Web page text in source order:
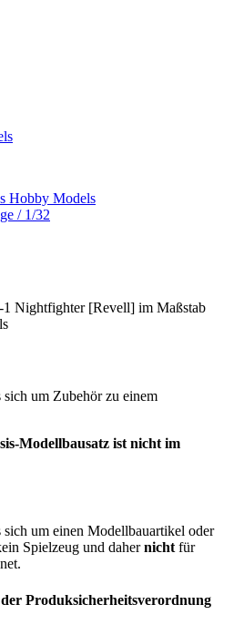
Hobby Models
/ 1/32
Nightfighter [Revell] im Maßstab
um Zubehör zu einem
Modellbausatz ist nicht im
um einen Modellbauartikel oder
Spielzeug und dahernicht für
Produksicherheitsverordnung